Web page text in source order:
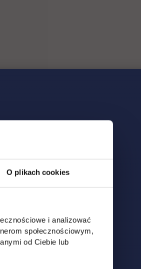
O plikach cookies
i analizować
społecznościowym,
od Ciebie lub